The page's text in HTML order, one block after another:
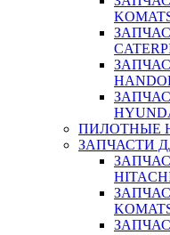
ПИЛОТНЫЕ
ЗАПЧАСТИ